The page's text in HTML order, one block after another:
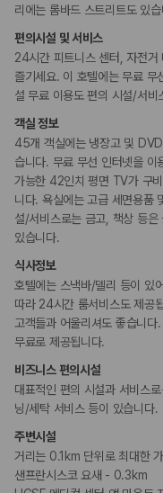
제주 렌트카 예약
국내 렌트카 가격비교
해외 렌트카 가격비교
카모아 사이트맵
연회장
비즈니스 센터
장애인 편의시설
휠체어로 이용 가능
흡연 시설
금연 숙박 시설
리에는 롬바드 스트리트도 있
편의시설 및 서비스
24시간 피트니스 센터, 자전거
즐기세요. 이 호텔에는 무료 무
설 무료 이용도 편의 시설/서비
객실 정보
45개 객실에는 냉장고 및
습니다. 무료 무선 인터넷을 이
가능한 42인치 평면 TV가 구
니다. 욕실에는 고급 세면용품
설/서비스로는 금고, 책상 등
있습니다.
식사정보
호텔에는 스낵바/델리 등이 있
따라 24시간 룸서비스도 제공
고객들과 어울리셔도 좋습니
무료로 제공됩니다.
비즈니스 편의시설
대표적인 편의 시설과 서비스
닝/세탁 서비스 등이 있습니다.
주변시설
거리는 0.1km 단위로 최대한
샌프란시스코 요새 - 0.3km